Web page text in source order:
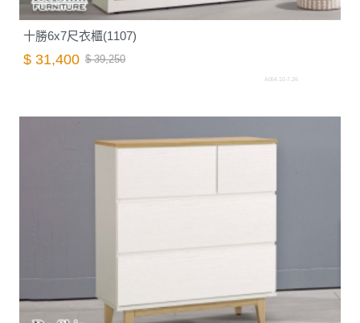
十勝6x7尺衣櫃(1107)
$ 31,400 $ 39,250
A064.10-7.26